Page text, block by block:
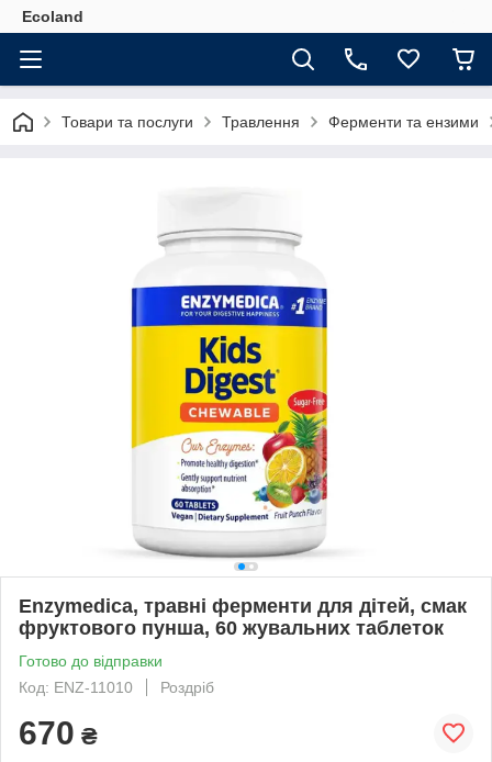
Ecoland
Товари та послуги Травлення Ферменти та ензими
Enzymedica, травні ферменти для дітей, смак
фруктового пунша, 60 жувальних таблеток
Готово до відправки
Код: ENZ-11010
Роздріб
670 ₴